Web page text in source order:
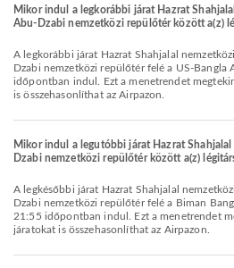
Mikor indul a legkorábbi járat Hazrat
Abu-Dzabi nemzetközi repülőtér között a(z)
A legkorábbi járat Hazrat Shahjalal nemzetközi repülőtér repülőtérről Abu-
Dzabi nemzetközi repülőtér felé a US-Bangla
időpontban indul. Ezt a menetrendet
is összehasonlíthat az Airpazon.
Mikor indul a legutóbbi járat Hazrat
Dzabi nemzetközi repülőtér között a(z)
A legkésőbbi járat Hazrat Shahjalal nemzetközi repülőtér repülőtérről Abu-
Dzabi nemzetközi repülőtér felé a Biman
21:55 időpontban indul. Ezt a menetrendet
járatokat is összehasonlíthat az Airpazon.